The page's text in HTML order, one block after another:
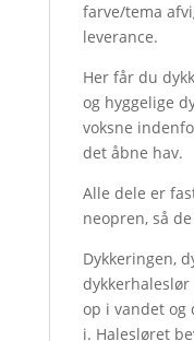
farve/tema
leverance.
Her får du
og hyggelige
voksne
det åbne hav.
Alle dele er
neopren, så
Dykkeringen,
op i vandet og
i. Halesløret